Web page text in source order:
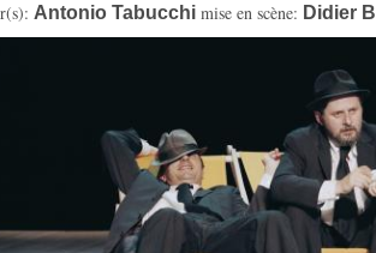
Antonio Tabucchi mise en scène: Didier